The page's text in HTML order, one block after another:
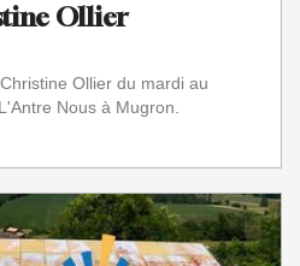
Ollier
Ollier du mardi au
Nous à Mugron.